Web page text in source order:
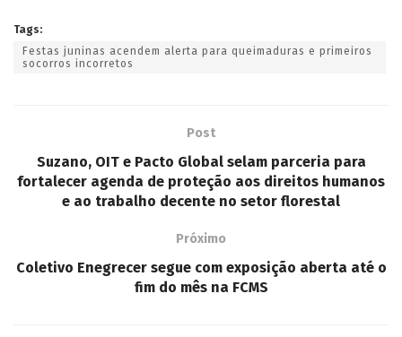
Tags:
Festas juninas acendem alerta para queimaduras e primeiros
socorros incorretos
Post
Suzano, OIT e Pacto Global selam parceria para
fortalecer agenda de proteção aos direitos humanos
e ao trabalho decente no setor florestal
Próximo
Coletivo Enegrecer segue com exposição aberta até o
fim do mês na FCMS